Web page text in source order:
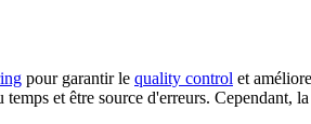
pour garantir le quality control et
et être source d'erreurs. Cependant, la